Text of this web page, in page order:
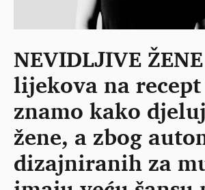
NEVIDLJIVE
lijekova na
znamo kako
žene, a zbog
dizajniranih za